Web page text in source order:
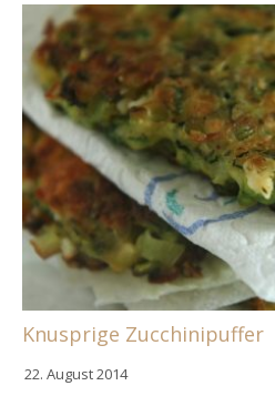
Knusprige Zucchinipuffer
22. August 2014